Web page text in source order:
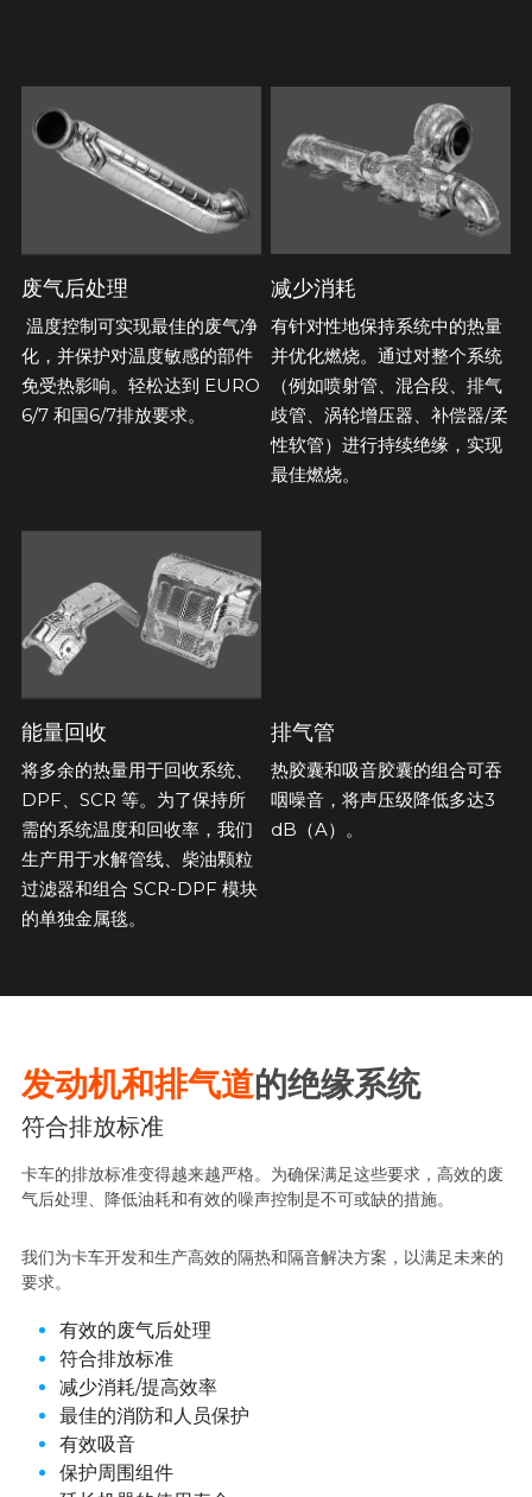
废气后处理
化，并保护对温度敏感的部件
免受热影响。轻松达到 EURO
6/7 和国6/7排放要求。
减少消耗
有针对性地保持系统中的热量
并优化燃烧。通过对整个系统
（例如喷射管、混合段、排气
歧管、涡轮增压器、补偿器/柔
性软管）进行持续绝缘，实现
最佳燃烧。
能量回收
将多余的热量用于回收系统、
DPF、SCR 等。为了保持所
需的系统温度和回收率，我们
生产用于水解管线、柴油颗粒
过滤器和组合 SCR-DPF 模块
的单独金属毯。
排气管
热胶囊和吸音胶囊的组合可吞
咽噪音，将声压级降低多达3
dB（A）。
发动机和排气道的绝缘系统
符合排放标准
卡车的排放标准变得越来越严格。为确保满足这些要求，高效的废
气后处理、降低油耗和有效的噪声控制是不可或缺的措施。
我们为卡车开发和生产高效的隔热和隔音解决方案，以满足未来的
要求。
有效的废气后处理
符合排放标准
减少消耗/提高效率
最佳的消防和人员保护
有效吸音
保护周围组件